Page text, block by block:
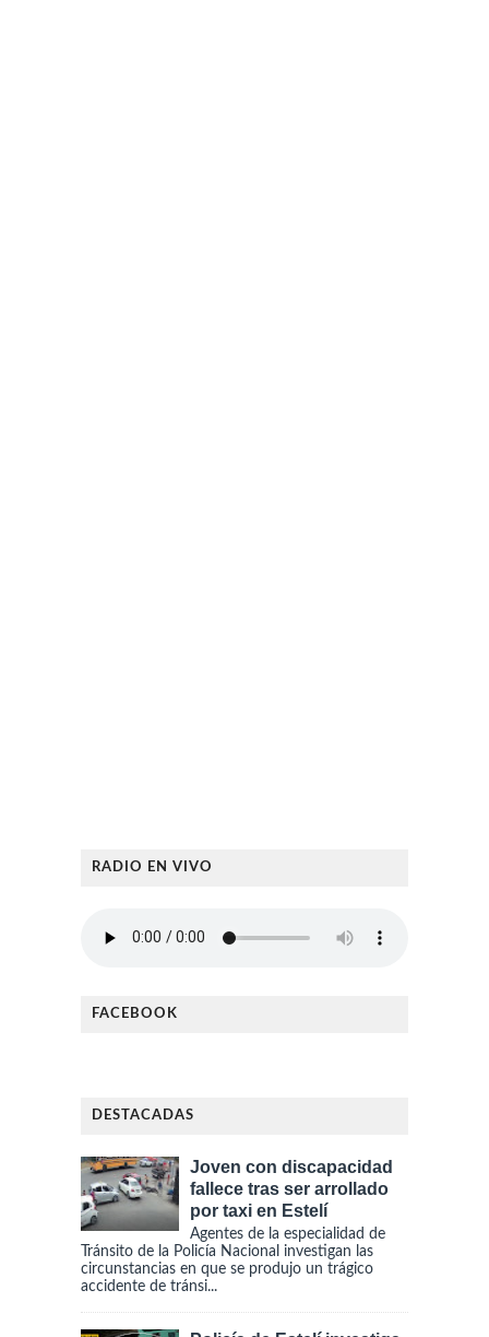
RADIO EN VIVO
FACEBOOK
DESTACADAS
Joven con discapacidad
fallece tras ser arrollado
por taxi en Estelí
Agentes de la especialidad de
Tránsito de la Policía Nacional investigan las
circunstancias en que se produjo un trágico
accidente de tránsi...